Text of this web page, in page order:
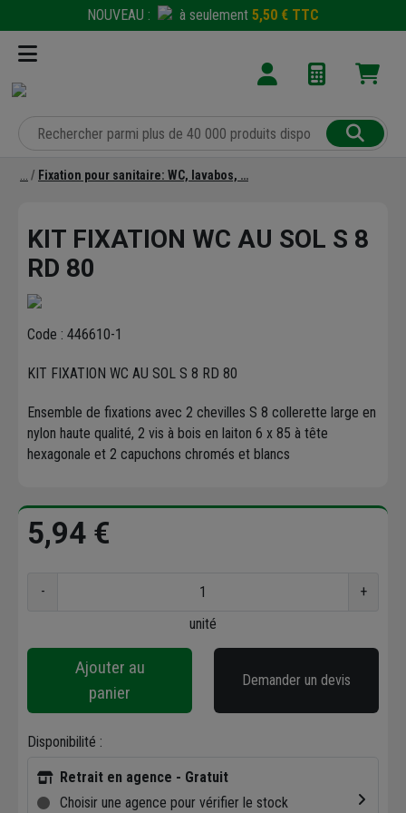
NOUVEAU : à seulement 5,50 € TTC
Fixation pour sanitaire: WC, lavabos, …
KIT FIXATION WC AU SOL S 8
RD 80
Code : 446610-1
KIT FIXATION WC AU SOL S 8 RD 80
Ensemble de fixations avec 2 chevilles S 8 collerette large en
nylon haute qualité, 2 vis à bois en laiton 6 x 85 à tête
hexagonale et 2 capuchons chromés et blancs
5,94 €
-
+
unité
Ajouter au
panier
Demander un devis
Disponibilité :
Retrait en agence - Gratuit
Choisir une agence pour vérifier le stock